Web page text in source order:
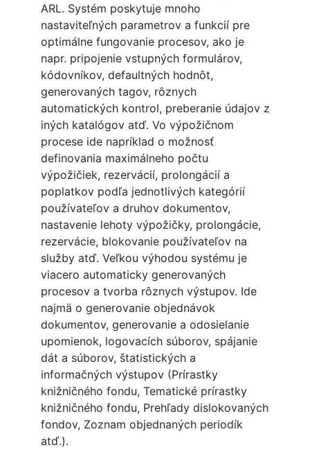
ARL. Systém poskytuje mnoho
nastaviteľných parametrov a funkcií pre
optimálne fungovanie procesov, ako je
napr. pripojenie vstupných formulárov,
kódovníkov, defaultných hodnôt,
generovaných tagov, rôznych
automatických kontrol, preberanie údajov z
iných katalógov atď. Vo výpožičnom
procese ide napríklad o možnosť
definovania maximálneho počtu
výpožičiek, rezervácií, prolongácií a
poplatkov podľa jednotlivých kategórií
používateľov a druhov dokumentov,
nastavenie lehoty výpožičky, prolongácie,
rezervácie, blokovanie používateľov na
služby atď. Veľkou výhodou systému je
viacero automaticky generovaných
procesov a tvorba rôznych výstupov. Ide
najmä o generovanie objednávok
dokumentov, generovanie a odosielanie
upomienok, logovacích súborov, spájanie
dát a súborov, štatistických a
informačných výstupov (Prírastky
knižničného fondu, Tematické prírastky
knižničného fondu, Prehľady dislokovaných
fondov, Zoznam objednaných periodík
atď.).